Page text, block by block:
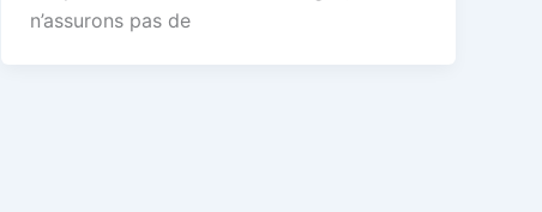
n’assurons pas de